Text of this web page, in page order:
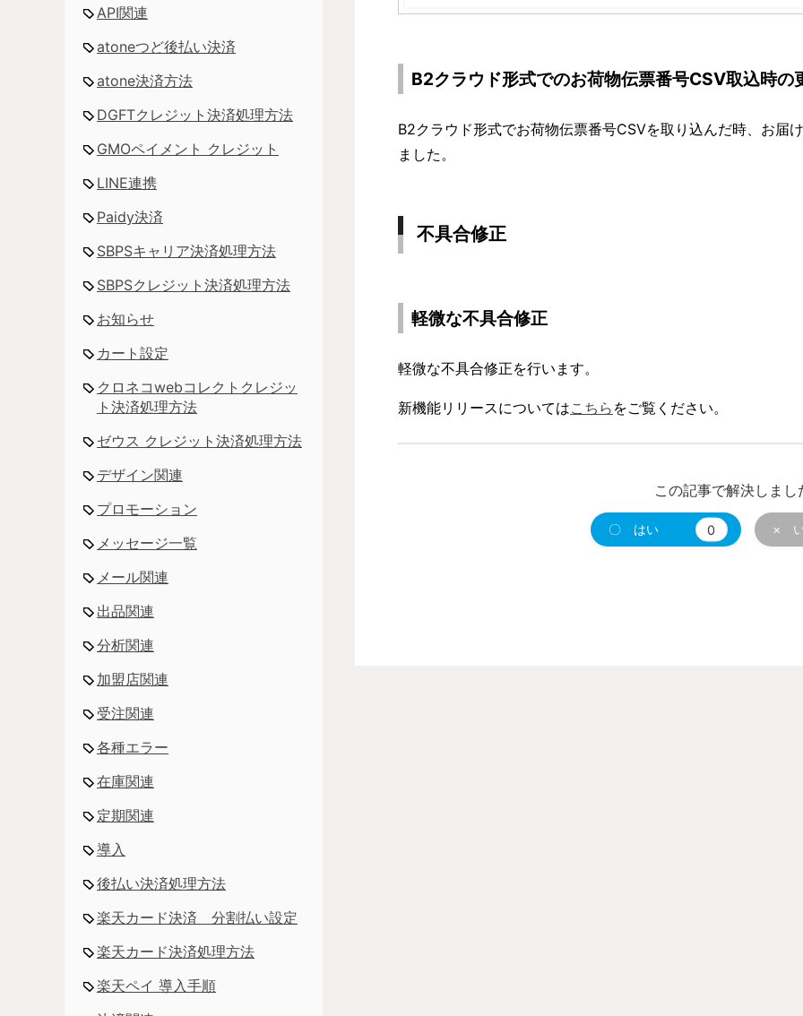
B2クラウド形式でのお荷物伝票番号CSV取込時の
B2クラウド形式でお荷物伝票番号CSVを取り込んだ時、お届
ました。
不具合修正
軽微な不具合修正
軽微な不具合修正を行います。
新機能リリースについてはこちら をご覧ください。
この記事で解決しまし
〇 はい 0 ×
API関連
atoneつど後払い決済
atone決済方法
DGFTクレジット決済処理方法
GMOペイメント クレジット
LINE連携
Paidy決済
SBPSキャリア決済処理方法
SBPSクレジット決済処理方法
お知らせ
カート設定
クロネコwebコレクトクレジッ
ト決済処理方法
ゼウス クレジット決済処理方法
デザイン関連
プロモーション
メッセージ一覧
メール関連
出品関連
分析関連
加盟店関連
受注関連
各種エラー
在庫関連
定期関連
導入
後払い決済処理方法
楽天カード決済 分割払い設定
楽天カード決済処理方法
楽天ペイ 導入手順